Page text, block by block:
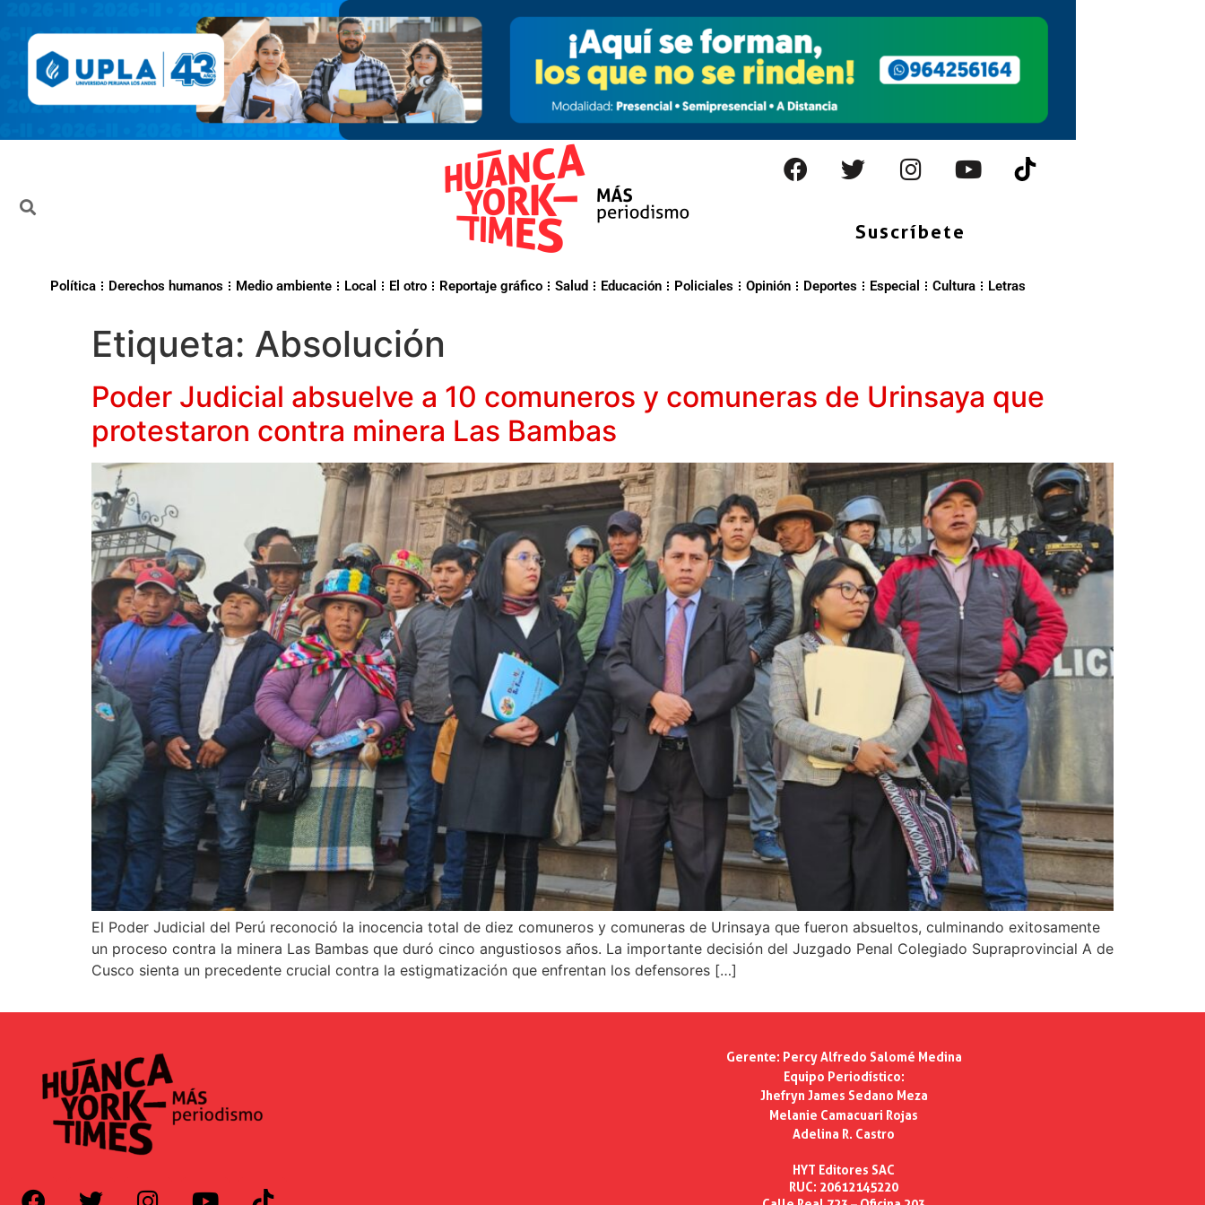
Suscríbete
Política Derechos humanos Medio ambiente Local El otro Reportaje gráfico Salud Educación Policiales Opinión Deportes Especial Cultura Letras
Etiqueta: Absolución
Poder Judicial absuelve a 10 comuneros y comuneras de Urinsaya que
protestaron contra minera Las Bambas
El Poder Judicial del Perú reconoció la inocencia total de diez comuneros y comuneras de Urinsaya que fueron absueltos, culminando exitosamente
un proceso contra la minera Las Bambas que duró cinco angustiosos años. La importante decisión del Juzgado Penal Colegiado Supraprovincial A de
Cusco sienta un precedente crucial contra la estigmatización que enfrentan los defensores […]
Gerente: Percy Alfredo Salomé Medina
Equipo Periodístico:
Jhefryn James Sedano Meza
Melanie Camacuari Rojas
Adelina R. Castro
HYT Editores SAC
RUC: 20612145220